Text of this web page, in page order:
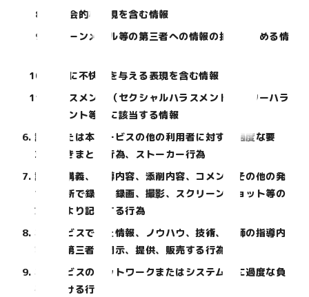
反社会的な表現を含む情報
チェーンメール等の第三者への情報の拡散を求める情
他人に不快感を与える表現を含む情報
ハラスメント（セクシャルハラスメント、パワーハラ
スメント等）に該当する情報
講師または本サービスの他の利用者に対する過度な要
求、つきまとい行為、ストーカー行為
講師の講義、指導内容、添削内容、コメントその他の発
言を無断で録音、録画、撮影、スクリーンショット等の
方法により記録する行為
本サービスで得た情報、ノウハウ、技術、講師の指導内
容等を第三者に開示、提供、販売する行為
本サービスのネットワークまたはシステム等に過度な負
荷をかける行為